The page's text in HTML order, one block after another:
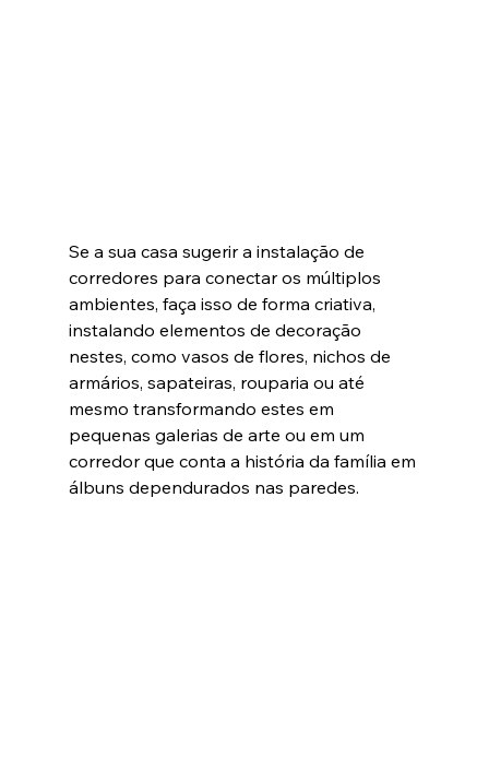
Se a sua casa sugerir a instalação de
corredores para conectar os múltiplos
ambientes, faça isso de forma criativa,
instalando elementos de decoração
nestes, como vasos de flores, nichos de
armários, sapateiras, rouparia ou até
mesmo transformando estes em
pequenas galerias de arte ou em um
corredor que conta a história da família em
álbuns dependurados nas paredes.